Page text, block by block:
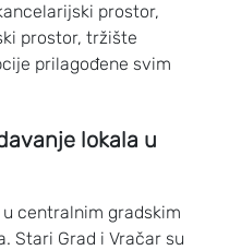
prostor,
prostor, tržište
prilagođene svim
lokala u
centralnim gradskim
Stari Grad i Vračar su